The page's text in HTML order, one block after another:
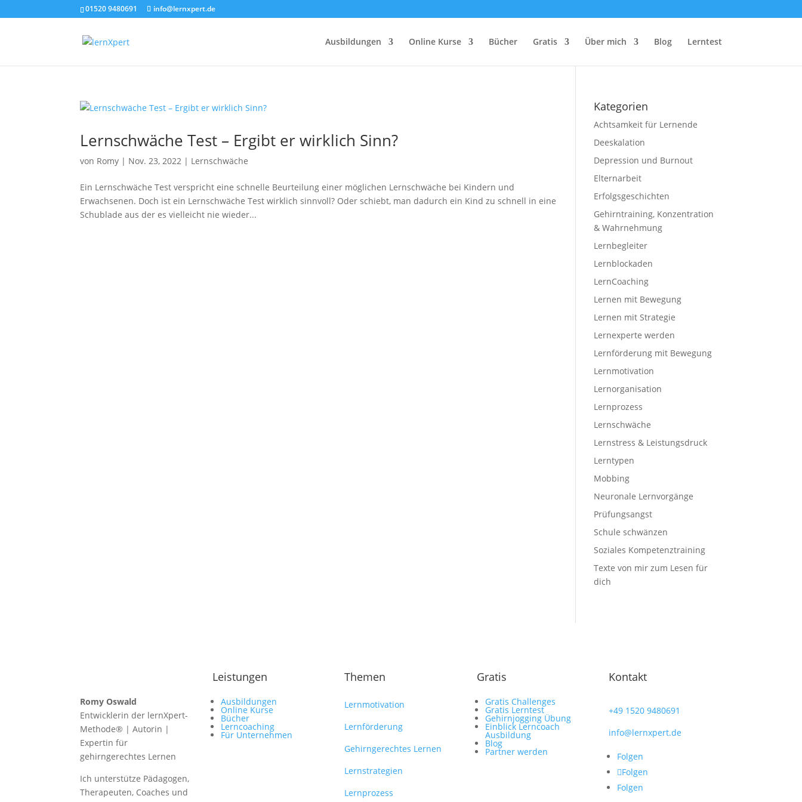
01520 9480691 info@lernxpert.de
Ausbildungen Online Kurse Bücher Gratis Über mich Blog Lerntest
Lernschwäche Test – Ergibt er wirklich Sinn?
von Romy | Nov. 23, 2022 | Lernschwäche
Ein Lernschwäche Test verspricht eine schnelle Beurteilung einer möglichen Lernschwäche bei Kindern und
Erwachsenen. Doch ist ein Lernschwäche Test wirklich sinnvoll? Oder schiebt, man dadurch ein Kind zu schnell in eine
Schublade aus der es vielleicht nie wieder...
Kategorien
Achtsamkeit für Lernende
Deeskalation
Depression und Burnout
Elternarbeit
Erfolgsgeschichten
Gehirntraining, Konzentration
& Wahrnehmung
Lernbegleiter
Lernblockaden
LernCoaching
Lernen mit Bewegung
Lernen mit Strategie
Lernexperte werden
Lernförderung mit Bewegung
Lernmotivation
Lernorganisation
Lernprozess
Lernschwäche
Lernstress & Leistungsdruck
Lerntypen
Mobbing
Neuronale Lernvorgänge
Prüfungsangst
Schule schwänzen
Soziales Kompetenztraining
Texte von mir zum Lesen für
dich
Romy Oswald
Entwicklerin der lernXpert-
Methode® | Autorin |
Expertin für
gehirngerechtes Lernen
Ich unterstütze Pädagogen,
Therapeuten, Coaches und
Leistungen
Ausbildungen
Online Kurse
Bücher
Lerncoaching
Für Unternehmen
Themen
Lernmotivation
Lernförderung
Gehirngerechtes Lernen
Lernstrategien
Lernprozess
Gratis
Gratis Challenges
Gratis Lerntest
Gehirnjogging Übung
Einblick Lerncoach
Ausbildung
Blog
Partner werden
Kontakt
+49 1520 9480691
info@lernxpert.de
Folgen
Folgen
Folgen